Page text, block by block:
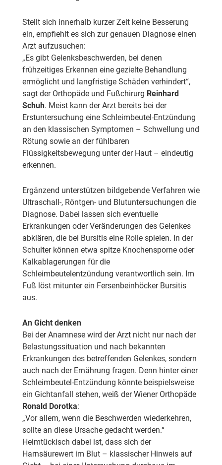
Stellt sich innerhalb kurzer Zeit keine Besserung
ein, empfiehlt es sich zur genauen Diagnose einen
Arzt aufzusuchen:
„Es gibt Gelenksbeschwerden, bei denen
frühzeitiges Erkennen eine gezielte Behandlung
ermöglicht und langfristige Schäden verhindert“,
sagt der Orthopäde und Fußchirurg Reinhard
Schuh. Meist kann der Arzt bereits bei der
Erstuntersuchung eine Schleimbeutel-Entzündung
an den klassischen Symptomen – Schwellung und
Rötung sowie an der fühlbaren
Flüssigkeitsbewegung unter der Haut – eindeutig
erkennen.
Ergänzend unterstützen bildgebende Verfahren wie
Ultraschall-, Röntgen- und Blutuntersuchungen die
Diagnose. Dabei lassen sich eventuelle
Erkrankungen oder Veränderungen des Gelenkes
abklären, die bei Bursitis eine Rolle spielen. In der
Schulter können etwa spitze Knochensporne oder
Kalkablagerungen für die
Schleimbeutelentzündung verantwortlich sein. Im
Fuß löst mitunter ein Fersenbeinhöcker Bursitis
aus.
An Gicht denken
Bei der Anamnese wird der Arzt nicht nur nach der
Belastungssituation und nach bekannten
Erkrankungen des betreffenden Gelenkes, sondern
auch nach der Ernährung fragen. Denn hinter einer
Schleimbeutel-Entzündung könnte beispielsweise
ein Gichtanfall stehen, weiß der Wiener Orthopäde
Ronald Dorotka:
„Vor allem, wenn die Beschwerden wiederkehren,
sollte an diese Ursache gedacht werden.“
Heimtückisch dabei ist, dass sich der
Harnsäurewert im Blut – klassischer Hinweis auf